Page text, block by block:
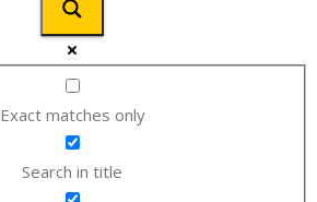
Exact matches only
Search in title